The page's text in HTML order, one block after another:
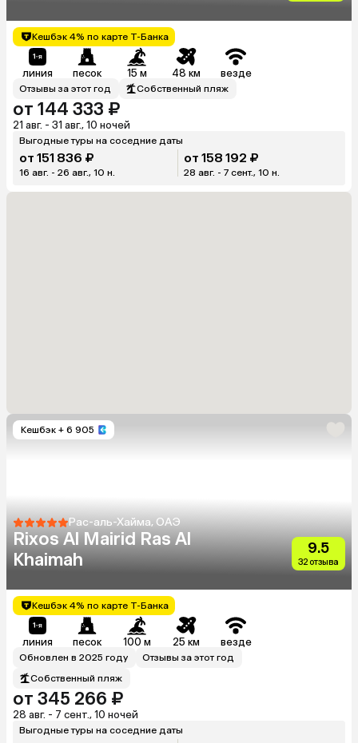
Кешбэк 4% по карте Т-Банка
линия песок 15 м 48 км везде
Отзывы за этот год Собственный пляж
от 144 333 ₽
21 авг. - 31 авг., 10 ночей
Выгодные туры на соседние даты
от 151 836 ₽
16 авг. - 26 авг., 10 н.
от 158 192 ₽
28 авг. - 7 сент., 10 н.
Кешбэк + 6 905
Рас-аль-Хайма, ОАЭ
Rixos Al Mairid Ras Al
Khaimah
9.5
32 отзыва
Кешбэк 4% по карте Т-Банка
линия песок 100 м 25 км везде
Обновлен в 2025 году
Отзывы за этот год
Собственный пляж
от 345 266 ₽
28 авг. - 7 сент., 10 ночей
Выгодные туры на соседние даты